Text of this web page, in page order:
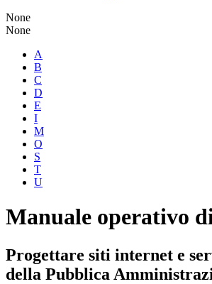
None
None
A
B
C
D
E
I
M
O
S
T
U
Manuale operativo
Progettare siti internet e
della Pubblica